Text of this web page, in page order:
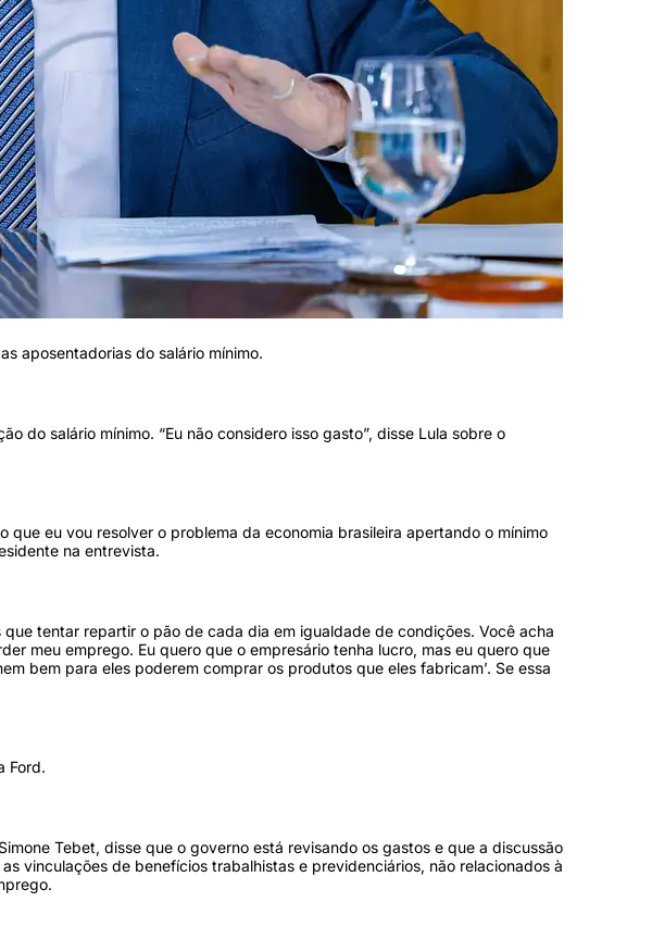
aposentadorias do salário mínimo.
do salário mínimo. “Eu não considero isso gasto”, disse Lula sobre o
que eu vou resolver o problema da economia brasileira apertando o mínimo
na entrevista.
tentar repartir o pão de cada dia em igualdade de condições. Você acha
meu emprego. Eu quero que o empresário tenha lucro, mas eu quero que
bem para eles poderem comprar os produtos que eles fabricam’. Se essa
Ford.
Tebet, disse que o governo está revisando os gastos e que a discussão
vinculações de benefícios trabalhistas e previdenciários, não relacionados à